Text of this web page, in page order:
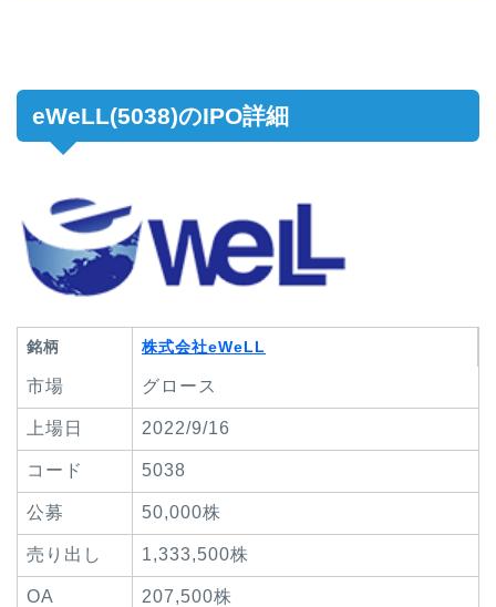
eWeLL(5038)のIPO詳細
銘柄 株式会社eWeLL
市場 グロース
上場日 2022/9/16
コード 5038
公募 50,000株
売り出し 1,333,500株
OA 207,500株